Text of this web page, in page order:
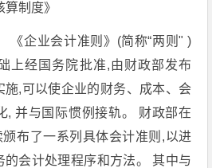
制度》
《企业会计准则》(简称“两则" )
上经国务院批准,由财政部发布
施,可以使企业的财务、成本、会
, 并与国际惯例接轨。 财政部在
布了一系列具体会计准则,以进
会计处理程序和方法。 其中与